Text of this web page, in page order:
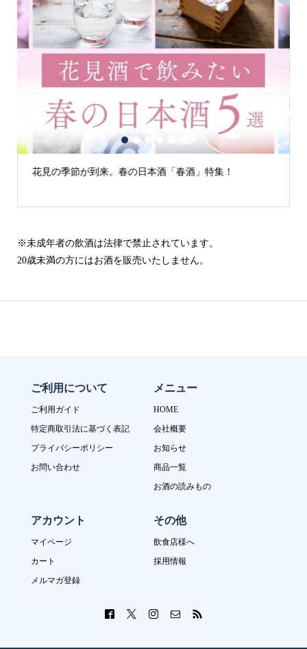
。春の日本酒「春酒」特集！ 古城の街「犬山」の日
1 2 3 5
※未成年者の飲酒は法律で禁止されています。
20歳未満の方にはお酒を販売いたしません。
ご利用について
ご利用ガイド
特定商取引法に基づく表記
プライバシーポリシー
お問い合わせ
メニュー
HOME
会社概要
お知らせ
商品一覧
お酒の読みもの
アカウント
マイページ
カート
メルマガ登録
その他
飲食店様へ
採用情報